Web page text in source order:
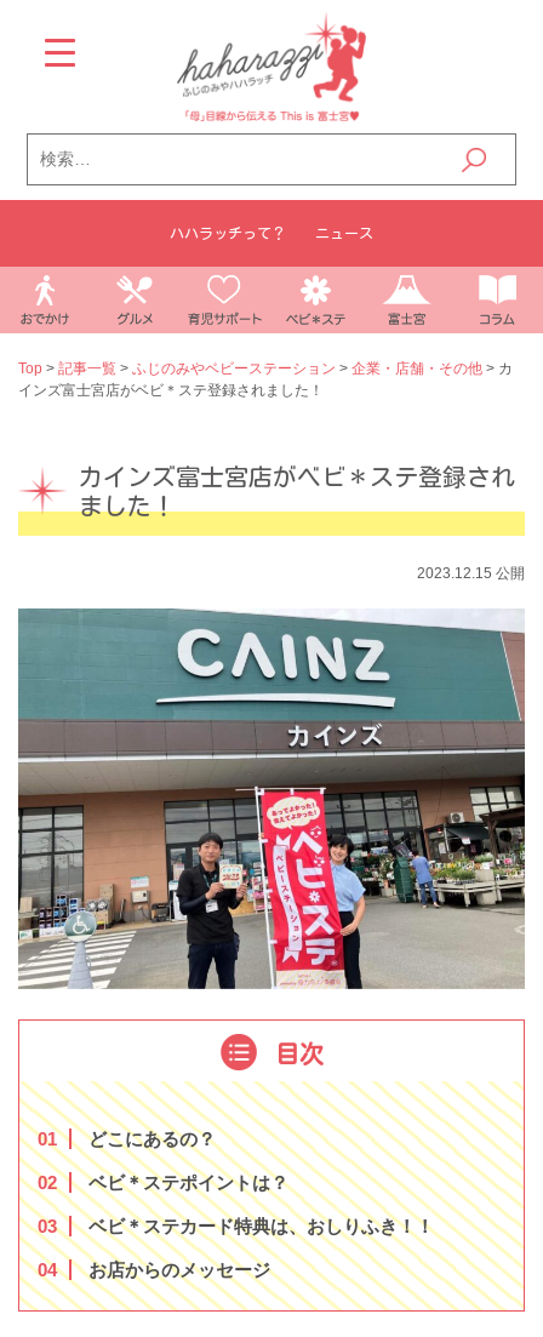
content
ハハラッチって？ ニュース
索:
Top > 記事一覧 > ふじのみやベビーステーション > 企業・店舗・その他 > カ
インズ富士宮店がベビ＊ステ登録されました！
カインズ富士宮店がベビ＊ステ登録され
ました！
2023.12.15 公開
目次
1 どこにあるの？
2 ベビ＊ステポイントは？
3 ベビ＊ステカード特典は、おしりふき！！
4 お店からのメッセージ